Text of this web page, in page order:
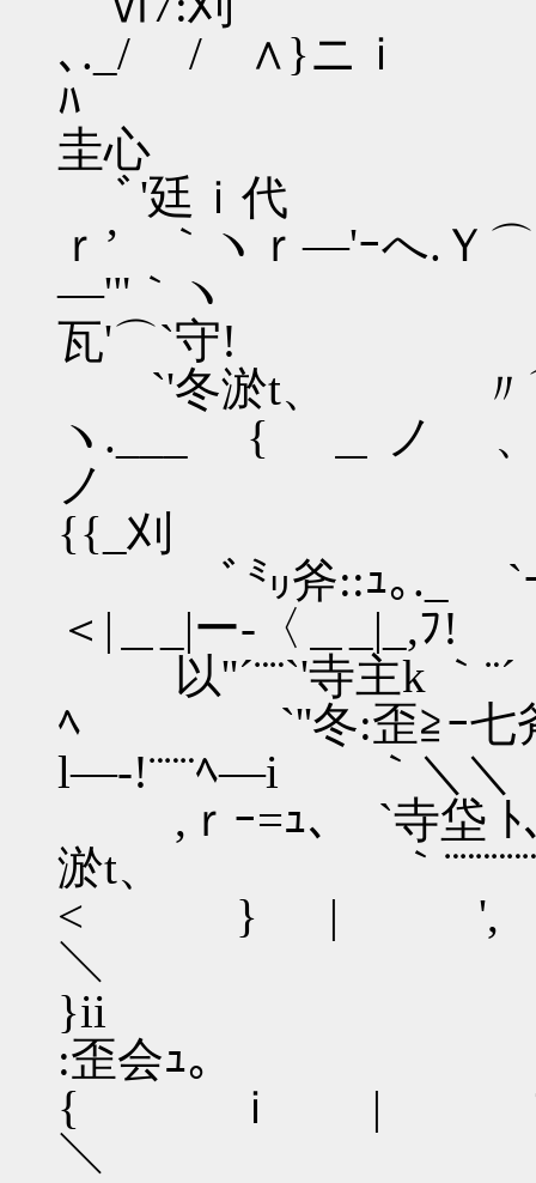
､._/ / ∧}
ﾊ 逕;
圭心
ﾞ'廷ｉ
ｒ’ ｀ヽｒ―'ｰへ.Ｙ
―'"｀ヽ
瓦'⌒`守!
`'冬淤t、
ヽ.___ { ＿ ノ ゝ
ノ !逕
{{_刈
ﾞ㍉斧::ｭ｡
＜|＿_|ー
以''´¨¨`'寺主k ｀¨´
ﾍ `''冬:歪
l―‐!¨¨¨
,ｒｰ=ｭ､ `寺垈 ﾄ
淤t、 ｀
< } | ',
＼ 圦{´
}ii
:歪
{ ｉ | ﾏ
＼ 主会ｭ